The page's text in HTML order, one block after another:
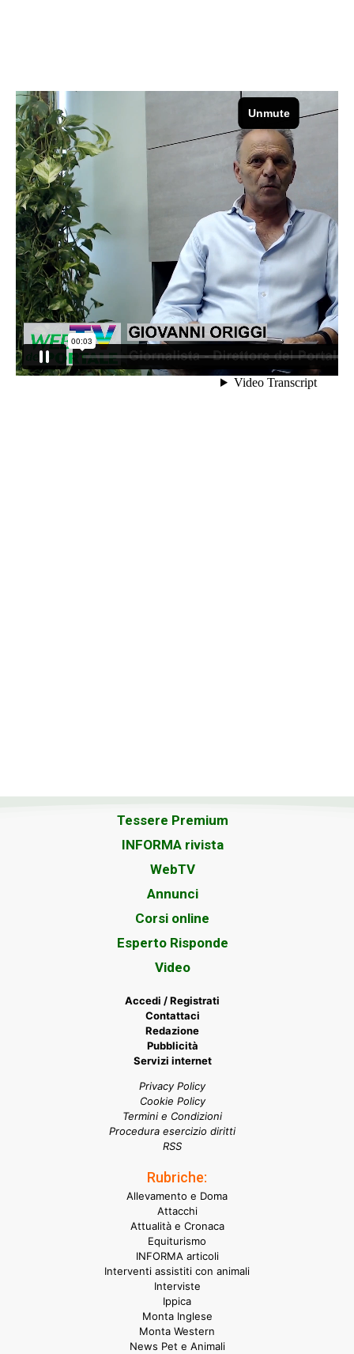
Tessere Premium
INFORMA rivista
WebTV
Annunci
Corsi online
Esperto Risponde
Video
Accedi / Registrati
Contattaci
Redazione
Pubblicità
Servizi internet
Privacy Policy
Cookie Policy
Termini e Condizioni
Procedura esercizio diritti
RSS
Rubriche:
Allevamento e Doma
Attacchi
Attualità e Cronaca
Equiturismo
INFORMA articoli
Interventi assistiti con animali
Interviste
Ippica
Monta Inglese
Monta Western
News Pet e Animali